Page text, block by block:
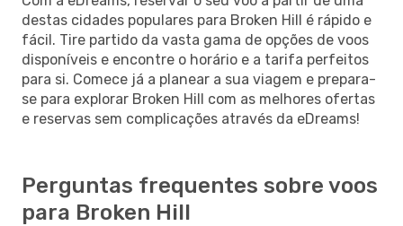
destas cidades populares para Broken Hill é rápido e
fácil. Tire partido da vasta gama de opções de voos
disponíveis e encontre o horário e a tarifa perfeitos
para si. Comece já a planear a sua viagem e prepara-
se para explorar Broken Hill com as melhores ofertas
e reservas sem complicações através da eDreams!
Perguntas frequentes sobre voos
para Broken Hill